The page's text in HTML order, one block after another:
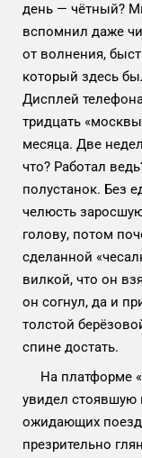
день — чётный?
вспомнил даже
от волнения,
который здесь
Дисплей
тридцать
месяца. Две
что? Работал
полустанок. Без
челюсть
голову, потом
сделанной
вилкой, что он
он согнул, да и
толстой
спине достать.
На платформе
увидел стоявшую
ожидающих
презрительно